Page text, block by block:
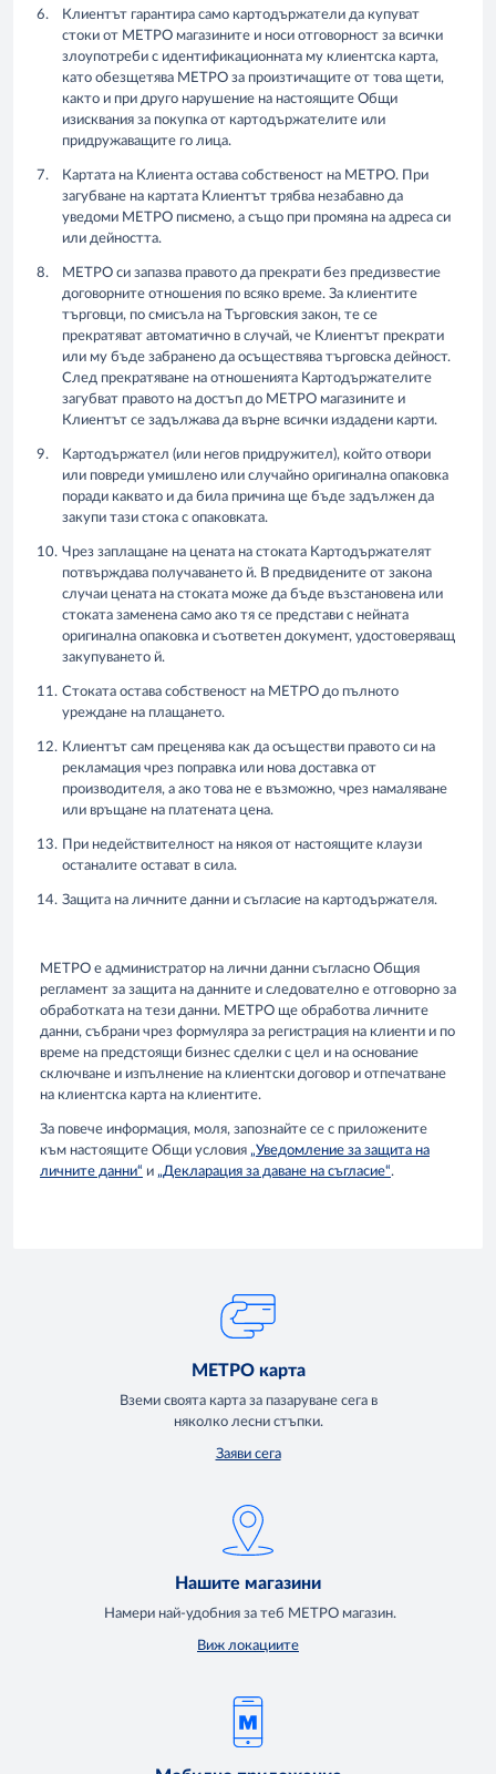
Клиентът гарантира само картодържатели да купуват
стоки от МЕТРО магазините и носи отговорност за всички
злоупотреби с идентификационната му клиентска карта,
като обезщетява МЕТРО за произтичащите от това щети,
както и при друго нарушение на настоящите Общи
изисквания за покупка от картодържателите или
придружаващите го лица.
Картата на Клиента остава собственост на МЕТРО. При
загубване на картата Клиентът трябва незабавно да
уведоми МЕТРО писмено, а също при промяна на адреса си
или дейността.
МЕТРО си запазва правото да прекрати без предизвестие
договорните отношения по всяко време. За клиентите
търговци, по смисъла на Търговския закон, те се
прекратяват автоматично в случай, че Клиентът прекрати
или му бъде забранено да осъществява търговска дейност.
След прекратяване на отношенията Картодържателите
загубват правото на достъп до МЕТРО магазините и
Клиентът се задължава да върне всички издадени карти.
Картодържател (или негов придружител), който отвори
или повреди умишлено или случайно оригинална опаковка
поради каквато и да била причина ще бъде задължен да
закупи тази стока с опаковката.
Чрез заплащане на цената на стоката Картодържателят
потвърждава получаването й. В предвидените от закона
случаи цената на стоката може да бъде възстановена или
стоката заменена само ако тя се представи с нейната
оригинална опаковка и съответен документ, удостоверяващ
закупуването й.
Стоката остава собственост на МЕТРО до пълното
уреждане на плащането.
Клиентът сам преценява как да осъществи правото си на
рекламация чрез поправка или нова доставка от
производителя, а ако това не е възможно, чрез намаляване
или връщане на платената цена.
При недействителност на някоя от настоящите клаузи
останалите остават в сила.
Защита на личните данни и съгласие на картодържателя.
МЕТРО е администратор на лични данни съгласно Общия
регламент за защита на данните и следователно е отговорно за
обработката на тези данни. МЕТРО ще обработва личните
данни, събрани чрез формуляра за регистрация на клиенти и по
време на предстоящи бизнес сделки с цел и на основание
сключване и изпълнение на клиентски договор и отпечатване
на клиентска карта на клиентите.
За повече информация, моля, запознайте се с приложените
към настоящите Общи условия „Уведомление за защита на
личните данни“ и „Декларация за даване на съгласие“.
МЕТРО карта
Вземи своята карта за пазаруване сега в
няколко лесни стъпки.
Заяви сега
Нашите магазини
Намери най-удобния за теб МЕТРО магазин.
Виж локациите